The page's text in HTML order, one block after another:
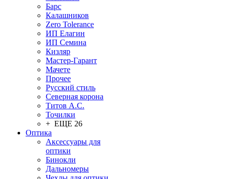
Барс
Калашников
Zero Tolerance
ИП Елагин
ИП Семина
Кизляр
Мастер-Гарант
Мачете
Прочее
Русский стиль
Северная корона
Титов А.С.
Точилки
+ ЕЩЕ 26
Оптика
Аксессуары для
оптики
Бинокли
Дальномеры